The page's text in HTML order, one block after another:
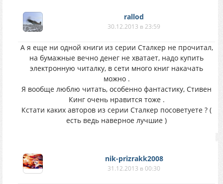
rallod
30.12.2013 в 23:59
А я еще ни одной книги из серии Сталкер не прочитал,
на бумажные вечно денег не хватает, надо купить
электронную читалку, в сети много книг накачать
можно .
Я вообще люблю читать, особенно фантастику, Стивен
Кинг очень нравится тоже .
Кстати каких авторов из серии Сталкер посоветуете ? (
есть ведь наверное лучшие )
nik-prizrakk2008
31.12.2013 в 00:30